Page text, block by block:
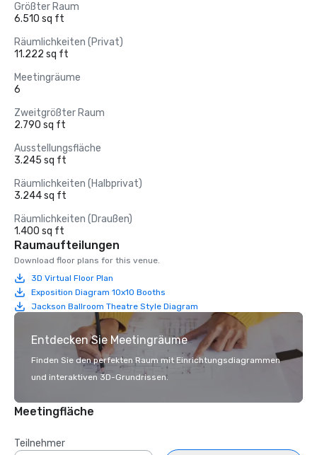
Größter Raum
6.510 sq ft
Räumlichkeiten (Privat)
11.222 sq ft
Meetingräume
6
Zweitgrößter Raum
2.790 sq ft
Ausstellungsfläche
3.245 sq ft
Räumlichkeiten (Halbprivat)
3.244 sq ft
Räumlichkeiten (Draußen)
1.400 sq ft
Raumaufteilungen
Download floor plans for this venue.
3D Virtual Floor Plan
Exposition Diagram 10x10 Booths
Jackson Ballroom Theatre Style Diagram
Entdecken Sie Meetingräume
Finden Sie den perfekten Raum mit Einrichtungsdiagrammen
und interaktiven 3D-Grundrissen.
Meetingfläche
Teilnehmer